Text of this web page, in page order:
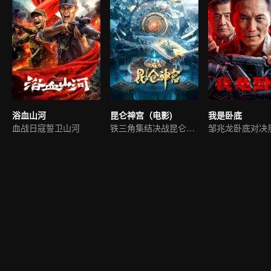
浴血山河
血战日寇誓卫山河
昆仑神宫（电影)
铁三角集结决战昆仑秘境
我是卧底
邹兆龙卧底对决